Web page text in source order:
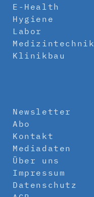
E-Health
Hygiene
Labor
Medizintechnik
Klinikbau
Newsletter
Abo
Kontakt
Mediadaten
Über uns
Impressum
Datenschutz